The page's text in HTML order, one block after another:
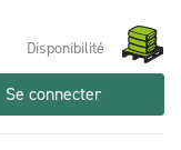
Disponibilité
Se connecter